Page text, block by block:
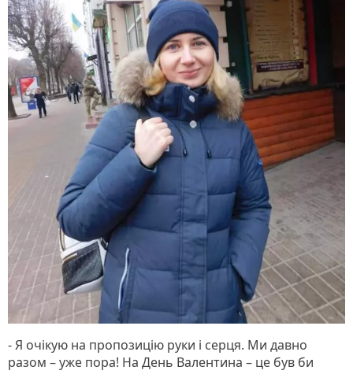
- Я очікую на пропозицію руки і серця. Ми давно
разом – уже пора! На День Валентина – це був би